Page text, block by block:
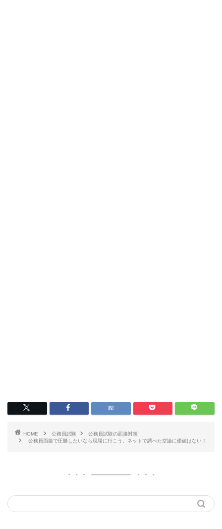
HOME 公務員試験
公務員試験の面接対策
公務員面接で圧勝したいなら現場に行こう。ネットで調べた空論に価値はない！